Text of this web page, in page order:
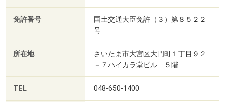
免許番号
国土交通大臣免許（３）第８５２２
号
所在地
さいたま市大宮区大門町１丁目９２
－７ハイカラ堂ビル ５階
TEL 048-650-1400